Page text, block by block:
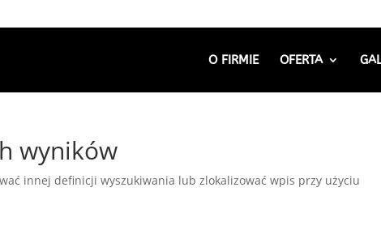
O FIRMIE OFERTA
wyników
innej definicji wyszukiwania lub zlokalizować wpis przy użyciu